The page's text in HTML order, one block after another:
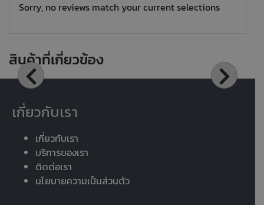
Sorry, no reviews match your current selections
สินค้าที่เกี่ยวข้อง
เกี่ยวกับเรา
เกี่ยวกับเรา
บริการของเรา
ติดต่อเรา
นโยบายความเป็นส่วนตัว